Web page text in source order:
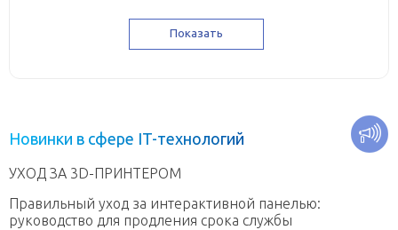
Новинки в сфере IT-технологий
УХОД ЗА 3D-ПРИНТЕРОМ
Правильный уход за интерактивной панелью:
руководство для продления срока службы